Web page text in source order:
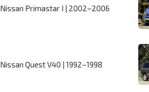
Nissan Primastar I | 2002–2006
Nissan Quest V40 | 1992–1998